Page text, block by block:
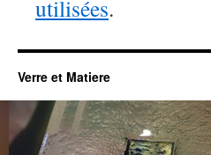
utilisées.
Verre et Matiere